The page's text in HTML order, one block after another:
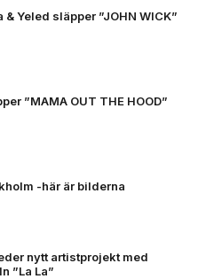
& Yeled släpper ”JOHN WICK”
”MAMA OUT THE HOOD”
-här är bilderna
nytt artistprojekt med
”La La”